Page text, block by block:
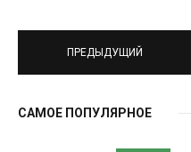
ПРЕДЫДУЩИЙ
САМОЕ ПОПУЛЯРНОЕ